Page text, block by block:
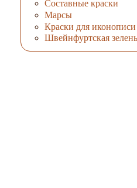
Составные краски
Марсы
Краски для иконописи
Швейнфуртская